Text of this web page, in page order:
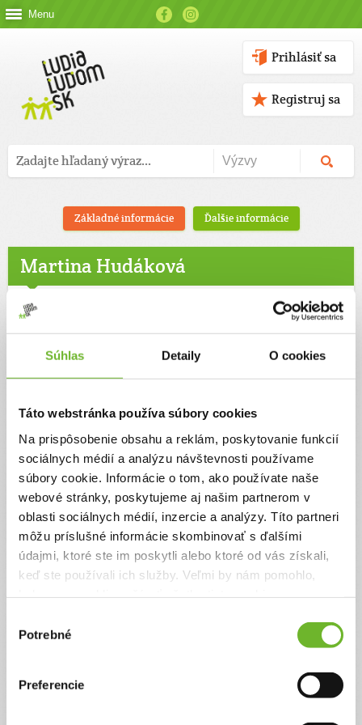
Súhlas Detaily O cookies
Táto webstránka používa súbory cookies
Na prispôsobenie obsahu a reklám, poskytovanie funkcií
sociálnych médií a analýzu návštevnosti používame
súbory cookie. Informácie o tom, ako používate naše
webové stránky, poskytujeme aj našim partnerom v
oblasti sociálnych médií, inzercie a analýzy. Títo partneri
môžu príslušné informácie skombinovať s ďalšími
údajmi, ktoré ste im poskytli alebo ktoré od vás získali,
keď ste používali ich služby. Veľmi by nám pomohlo,
súhlasu
Potrebné
Preferencie
Menu
Prihlásiť sa
Registruj sa
Základné informácie Ďalšie informácie
Martina Hudáková
Martina Hudáková
Povolanie: Rodičovský príspevok
Doplňujúce informácie Prečo som overovateľom